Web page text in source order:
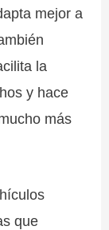
mejor a
la
y hace
más
que